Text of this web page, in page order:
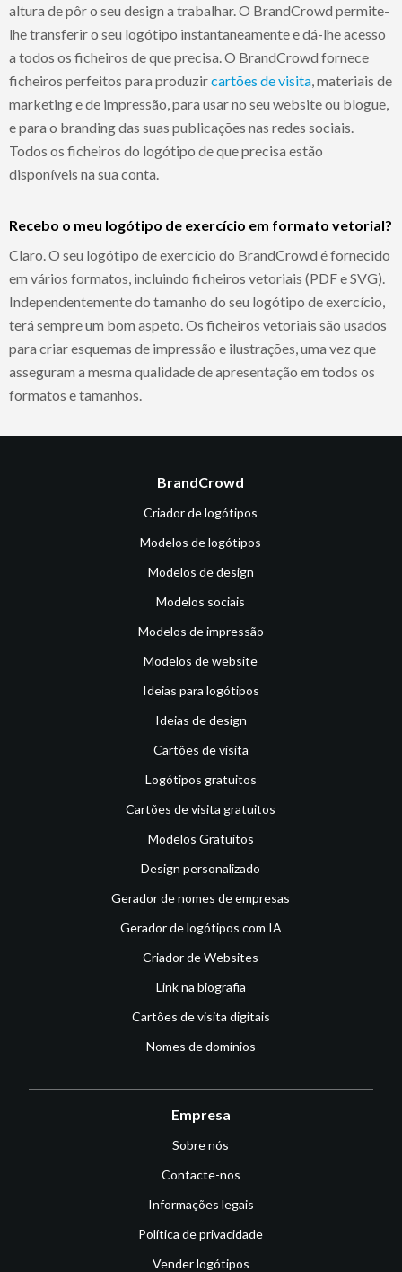
altura de pôr o seu design a trabalhar. O BrandCrowd permite-
lhe transferir o seu logótipo instantaneamente e dá-lhe acesso
a todos os ficheiros de que precisa. O BrandCrowd fornece
ficheiros perfeitos para produzircartões de visita , materiais de
marketing e de impressão, para usar no seu website ou blogue,
e para o branding das suas publicações nas redes sociais.
Todos os ficheiros do logótipo de que precisa estão
disponíveis na sua conta.
Recebo o meu logótipo de exercício em formato vetorial?
Claro. O seu logótipo de exercício do BrandCrowd é fornecido
em vários formatos, incluindo ficheiros vetoriais (PDF e SVG).
Independentemente do tamanho do seu logótipo de exercício,
terá sempre um bom aspeto. Os ficheiros vetoriais são usados
para criar esquemas de impressão e ilustrações, uma vez que
asseguram a mesma qualidade de apresentação em todos os
formatos e tamanhos.
BrandCrowd
Criador de logótipos
Modelos de logótipos
Modelos de design
Modelos sociais
Modelos de impressão
Modelos de website
Ideias para logótipos
Ideias de design
Cartões de visita
Logótipos gratuitos
Cartões de visita gratuitos
Modelos Gratuitos
Design personalizado
Gerador de nomes de empresas
Gerador de logótipos com IA
Criador de Websites
Link na biografia
Cartões de visita digitais
Nomes de domínios
Empresa
Sobre nós
Contacte-nos
Informações legais
Política de privacidade
Vender logótipos